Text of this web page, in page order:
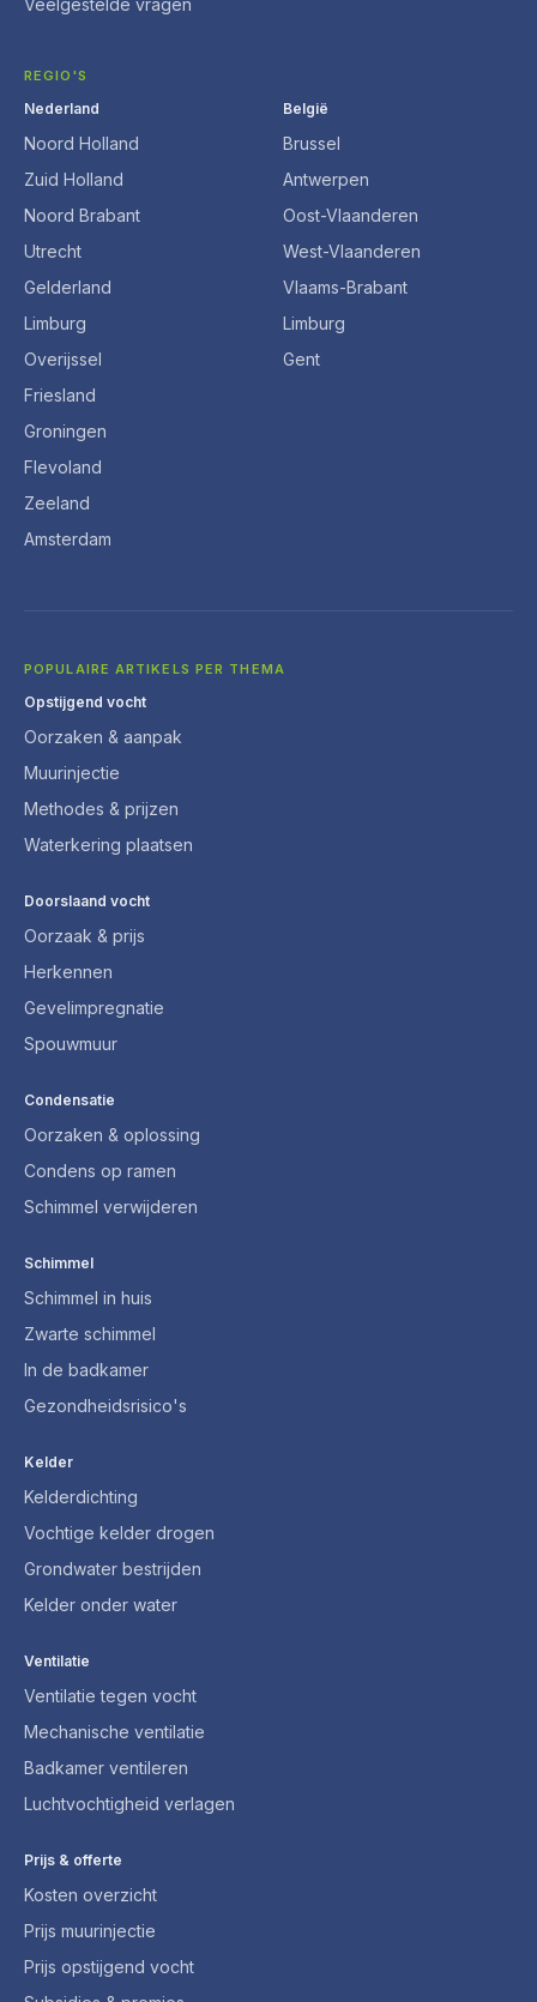
Veelgestelde vragen
REGIO'S
Nederland
Noord Holland
Zuid Holland
Noord Brabant
Utrecht
Gelderland
Limburg
Overijssel
Friesland
Groningen
Flevoland
Zeeland
Amsterdam
België
Brussel
Antwerpen
Oost-Vlaanderen
West-Vlaanderen
Vlaams-Brabant
Limburg
Gent
POPULAIRE ARTIKELS PER THEMA
Opstijgend vocht
Oorzaken & aanpak
Muurinjectie
Methodes & prijzen
Waterkering plaatsen
Doorslaand vocht
Oorzaak & prijs
Herkennen
Gevelimpregnatie
Spouwmuur
Condensatie
Oorzaken & oplossing
Condens op ramen
Schimmel verwijderen
Schimmel
Schimmel in huis
Zwarte schimmel
In de badkamer
Gezondheidsrisico's
Kelder
Kelderdichting
Vochtige kelder drogen
Grondwater bestrijden
Kelder onder water
Ventilatie
Ventilatie tegen vocht
Mechanische ventilatie
Badkamer ventileren
Luchtvochtigheid verlagen
Prijs & offerte
Kosten overzicht
Prijs muurinjectie
Prijs opstijgend vocht